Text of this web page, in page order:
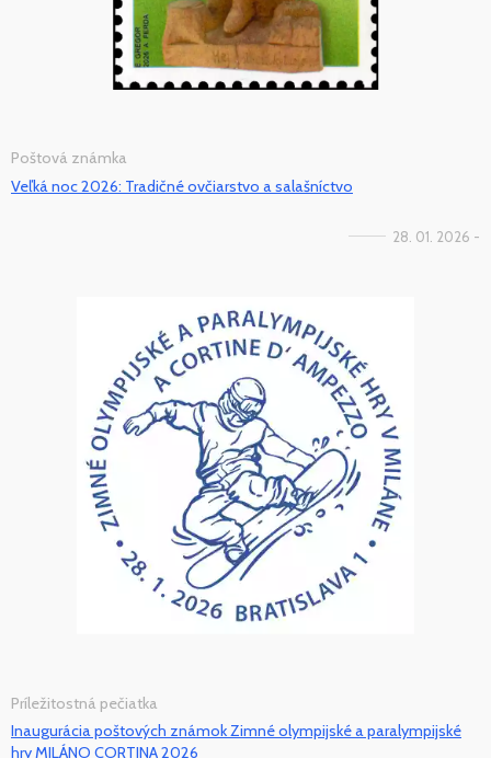
Poštová známka
Veľká noc 2026: Tradičné ovčiarstvo a salašníctvo
28. 01. 2026 -
Príležitostná pečiatka
Inaugurácia poštových známok Zimné olympijské a paralympijské
hry MILÁNO CORTINA 2026